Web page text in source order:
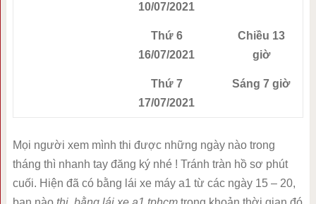
10/07/2021
Thứ 6
16/07/2021
Chiều 13
giờ
Thứ 7
17/07/2021
Sáng 7 giờ
Mọi người xem mình thi được những ngày nào trong
tháng thì nhanh tay đăng ký nhé ! Tránh tràn hồ sơ phút
cuối. Hiện đã có bằng lái xe máy a1 từ các ngày 15 – 20,